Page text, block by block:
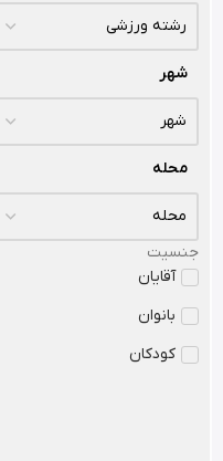
شهر
محله
جنسیت
آقایان
بانوان
کودکان